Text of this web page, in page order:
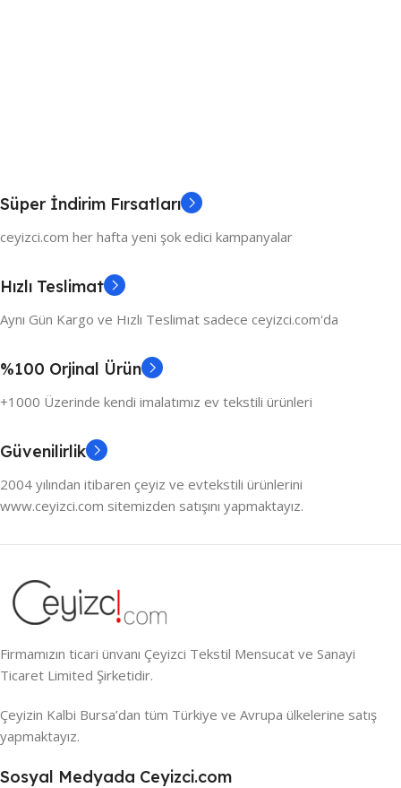
Süper İndirim Fırsatları
ceyizci.com her hafta yeni şok edici kampanyalar
Hızlı Teslimat
Aynı Gün Kargo ve Hızlı Teslimat sadece ceyizci.com'da
%100 Orjinal Ürün
+1000 Üzerinde kendi imalatımız ev tekstili ürünleri
Güvenilirlik
2004 yılından itibaren çeyiz ve evtekstili ürünlerini
www.ceyizci.com sitemizden satışını yapmaktayız.
Firmamızın ticari ünvanı Çeyizci Tekstil Mensucat ve Sanayi
Ticaret Limited Şirketidir.
Çeyizin Kalbi Bursa’dan tüm Türkiye ve Avrupa ülkelerine satış
yapmaktayız.
Sosyal Medyada Ceyizci.com